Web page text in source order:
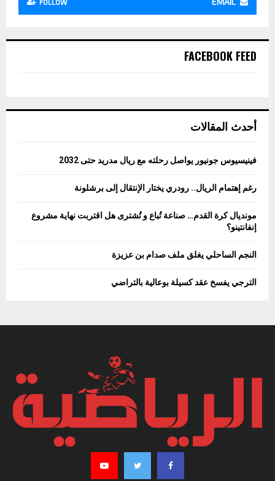
FOLLOW
FACEBOOK FEED
أحدث المقالات
فينيسيوس جونيور يواصل رحلته مع ريال مدريد حتى 2032
رغم إهتمام الريال.. رودري يختار الإنتقال إلى برشلونة
مونديال كرة القدم… صناعة تُباع و تُشترى هل اقتربت نهاية مشروع
إنفانتينو؟
النجم الساحلي يغلق ملف صدام بن عزيزة
الترجي يفسخ عقد كسيلة بوعالية بالتراضي